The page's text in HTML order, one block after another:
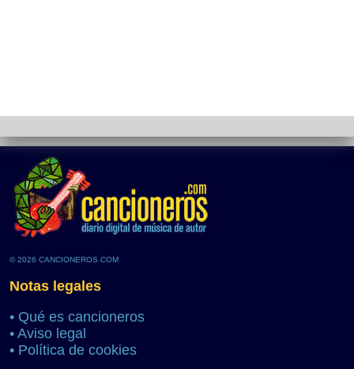
© 2026 CANCIONEROS.COM
Notas legales
• Qué es cancioneros
• Aviso legal
• Política de cookies